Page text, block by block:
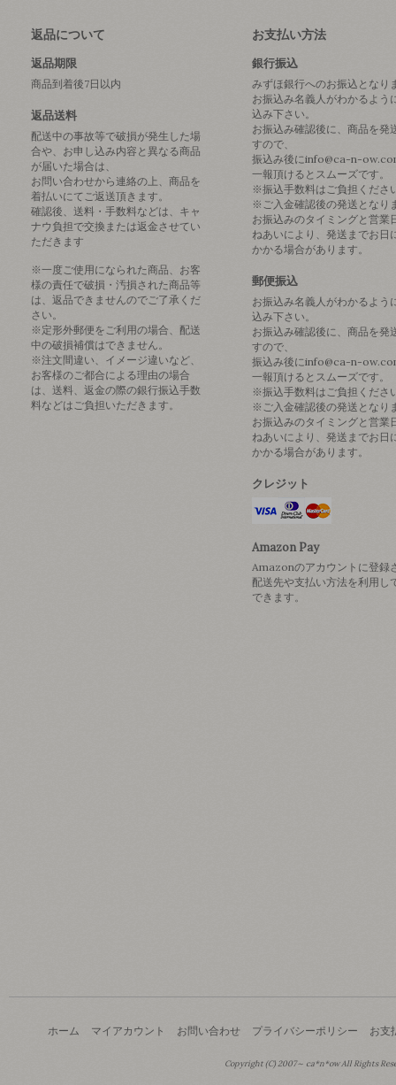
返品について
返品期限
商品到着後7日以内
返品送料
配送中の事故等で破損が発生した場
合や、お申し込み内容と異なる商品
が届いた場合は、
お問い合わせから連絡の上、商品を
着払いにてご返送頂きます。
確認後、送料・手数料などは、キャ
ナウ負担で交換または返金させてい
ただきます
※一度ご使用になられた商品、お客
様の責任で破損・汚損された商品等
は、返品できませんのでご了承くだ
さい。
※定形外郵便をご利用の場合、配送
中の破損補償はできません。
※注文間違い、イメージ違いなど、
お客様のご都合による理由の場合
は、送料、返金の際の銀行振込手数
料などはご負担いただきます。
お支払い方法
銀行振込
みずほ銀行へのお振込となり
お振込み名義人がわかるよう
込み下さい。
お振込み確認後に、商品を発
すので、
振込み後にinfo@ca-n-
一報頂けるとスムーズです。
※振込手数料はご負担くださ
※ご入金確認後の発送となり
お振込みのタイミングと営業
ねあいにより、発送までお日
かかる場合があります。
郵便振込
お振込み名義人がわかるよう
込み下さい。
お振込み確認後に、商品を発
すので、
振込み後にinfo@ca-n-
一報頂けるとスムーズです。
※振込手数料はご負担くださ
※ご入金確認後の発送となり
お振込みのタイミングと営業
ねあいにより、発送までお日
かかる場合があります。
クレジット
Amazon Pay
Amazonのアカウントに登録
配送先や支払い方法を利用し
できます。
ホーム マイアカウント お問い合わせ プライバシーポリシー お支
Copyright (C) 2007～ ca*n*ow All Rights